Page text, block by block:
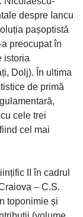
despre Iancu
pașoptistă
preocupat în
istoria
Dolj). În ultima
de primă
cele trei
cel mai
II în cadrul
– C.S.
toponimie și